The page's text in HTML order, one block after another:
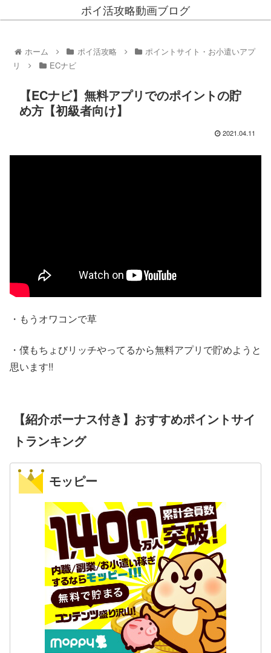
ポイ活攻略動画ブログ
ホーム ポイ活攻略
ポイントサイト・お小遣いアプ
リ
ECナビ
【ECナビ】無料アプリでのポイントの貯
め方【初級者向け】
2021.04.11
・もうオワコンで草
・僕もちょびリッチやってるから無料アプリで貯めようと
思います!!
【紹介ボーナス付き】おすすめポイントサイ
トランキング
モッピー